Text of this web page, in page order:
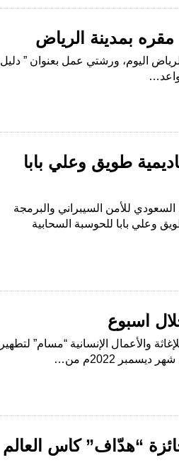
بمدينة الرياض
اليوم، ورشتي عمل بعنوان ” دليل
طويق وعلي بابا
السعودي للأمن السيبراني والبرمجة
معسكر طويق وعلي بابا للحوسبة السحابية
والأعمال الإنسانية “مسام” لتطهير
2022م من…
“هدّاف” كأس العالم